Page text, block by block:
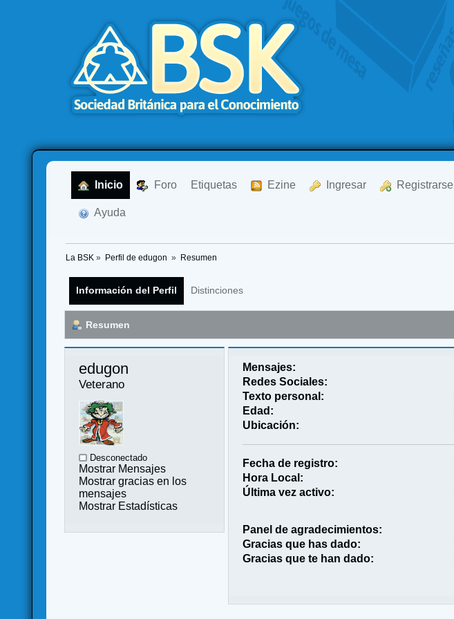
Inicio Foro Etiquetas Ezine Ingresar Registrarse
Ayuda
La BSK » Perfil de edugon » Resumen
Información del Perfil Distinciones
Resumen
edugon
Veterano
Desconectado
Mostrar Mensajes
Mostrar gracias en los
mensajes
Mostrar Estadísticas
Mensajes:
Redes Sociales:
Texto personal:
Edad:
Ubicación:
Fecha de registro:
Hora Local:
Última vez activo:
Panel de agradecimientos:
Gracias que has dado:
Gracias que te han dado: